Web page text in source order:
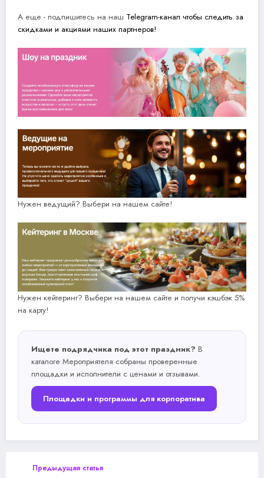
А еще - подпишитесь на наш Telegram-канал чтобы следить за
скидками и акциями наших партнеров!
Нужен ведущий? Выбери на нашем сайте!
Нужен кейтеринг? Выбери на нашем сайте и получи кэшбэк 5%
на карту!
Ищете подрядчика под этот праздник? В
каталоге Мероприятеля собраны проверенные
площадки и исполнители с ценами и отзывами.
Площадки и программы для корпоратива
Предыдущая статья